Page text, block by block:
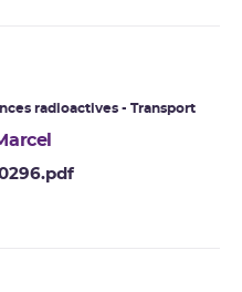
radioactives - Transport